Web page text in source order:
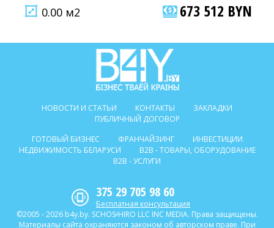
0.00 м2 673 512 BYN
НОВОСТИ И СТАТЬИ КОНТАКТЫ
ЗАКЛАДКИ
ПУБЛИЧНЫЙ ДОГОВОР
ГОТОВЫЙ БИЗНЕС
ФРАНЧАЙЗИНГ
ИНВЕСТИЦИИ
НЕДВИЖИМОСТЬ БЕЛАРУСИ
B2B - ТОВАРЫ, ОБОРУДОВАНИЕ
B2B - УСЛУГИ
375 29 705 98 60
Бесплатная консультация
©2005 - 2026 b4y.by. SCHOSᶳHIRO LLC INC MEDIA. Права защищены.
Материалы сайта охраняются законом об авторском праве. При